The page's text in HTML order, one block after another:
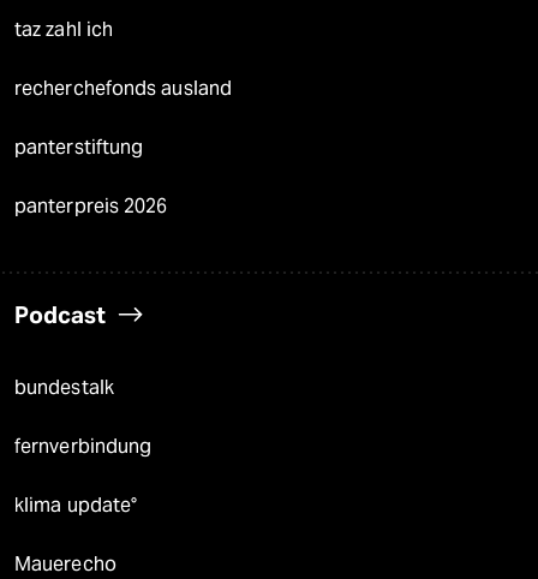
taz zahl ich
recherchefonds ausland
panterstiftung
panterpreis 2026
Podcast
bundestalk
fernverbindung
klima update°
Mauerecho